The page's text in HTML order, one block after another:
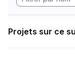
Projets sur ce